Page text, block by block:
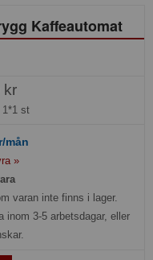
Kaffeautomat
kr
1*1 st
mån
»
varan inte finns i lager.
inom 3-5 arbetsdagar, eller